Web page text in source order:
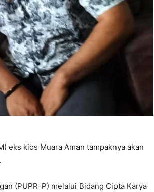
eks kios Muara Aman tampaknya akan
(PUPR-P) melalui Bidang Cipta Karya